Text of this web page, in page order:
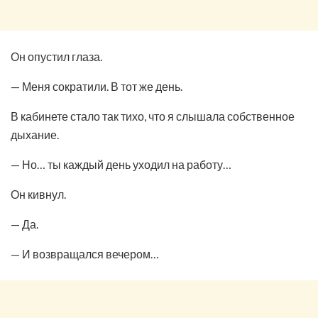
Он опустил глаза.
— Меня сократили. В тот же день.
В кабинете стало так тихо, что я слышала собственное
дыхание.
— Но… ты каждый день уходил на работу…
Он кивнул.
— Да.
— И возвращался вечером…